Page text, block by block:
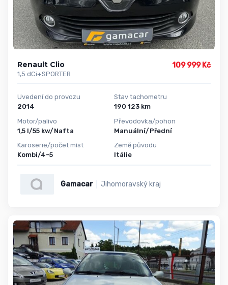
Renault Clio
1,5 dCi+SPORTER
109 999 Kč
Uvedení do provozu
2014
Motor/palivo
1,5 l/55 kw/Nafta
Karoserie/počet míst
Kombi/4-5
Stav tachometru
190 123 km
Převodovka/pohon
Manuální/Přední
Země původu
Itálie
Gamacar Jihomoravský kraj